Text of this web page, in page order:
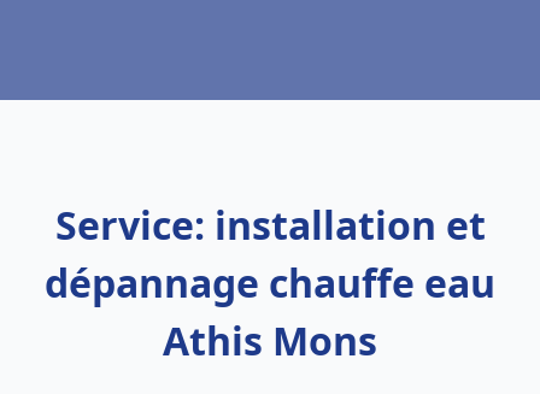
Service: installation et
dépannage chauffe eau
Athis Mons